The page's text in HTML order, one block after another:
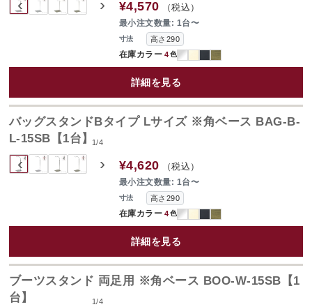
‹ ›
寸法 高さ290
在庫カラー 4色
¥4,570 （税込）
最小注文数量: 1台〜
詳細を見る
‹ ›
1/4
バッグスタンドBタイプ Lサイズ ※角ベース BAG-B-
L-15SB【1台】
寸法 高さ290
在庫カラー 4色
¥4,620 （税込）
最小注文数量: 1台〜
詳細を見る
1/4
ブーツスタンド 両足用 ※角ベース BOO-W-15SB【1
台】